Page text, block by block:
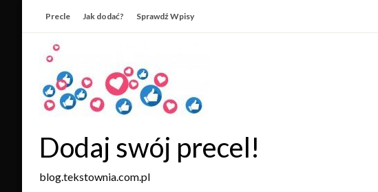
Precle Jak dodać? Sprawdź Wpisy
Dodaj swój precel!
blog.tekstownia.com.pl